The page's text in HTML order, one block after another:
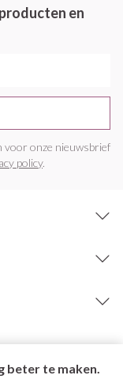
beter te maken.
en
voor onze nieuwsbrief
policy.